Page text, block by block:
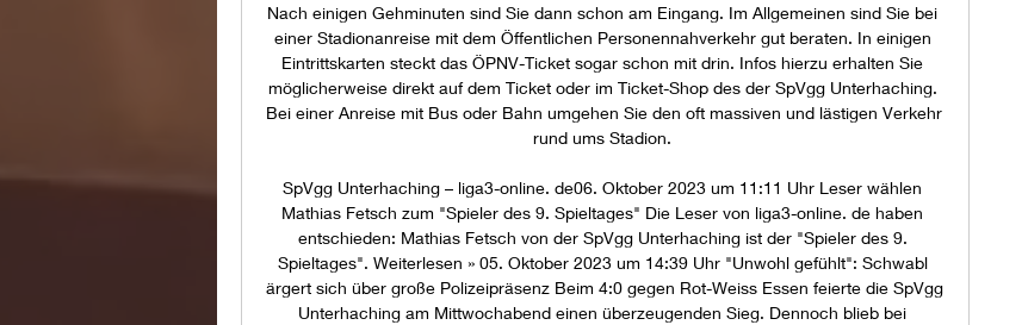
Nach einigen Gehminuten sind Sie dann schon am Eingang. Im Allgemeinen sind Sie bei
einer Stadionanreise mit dem Öffentlichen Personennahverkehr gut beraten. In einigen
Eintrittskarten steckt das ÖPNV-Ticket sogar schon mit drin. Infos hierzu erhalten Sie
möglicherweise direkt auf dem Ticket oder im Ticket-Shop des der SpVgg Unterhaching.
Bei einer Anreise mit Bus oder Bahn umgehen Sie den oft massiven und lästigen Verkehr
rund ums Stadion.
SpVgg Unterhaching – liga3-online. de06. Oktober 2023 um 11:11 Uhr Leser wählen
Mathias Fetsch zum "Spieler des 9. Spieltages" Die Leser von liga3-online. de haben
entschieden: Mathias Fetsch von der SpVgg Unterhaching ist der "Spieler des 9.
Spieltages". Weiterlesen » 05. Oktober 2023 um 14:39 Uhr "Unwohl gefühlt": Schwabl
ärgert sich über große Polizeipräsenz Beim 4:0 gegen Rot-Weiss Essen feierte die SpVgg
Unterhaching am Mittwochabend einen überzeugenden Sieg. Dennoch blieb bei